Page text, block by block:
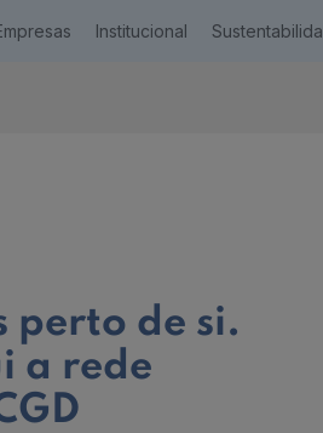
Institucional
perto de si.
a rede